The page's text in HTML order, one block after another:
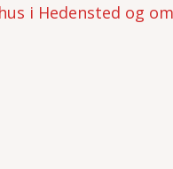
i Hedensted og